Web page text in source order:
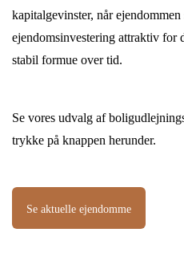
kapitalgevinster, når
ejendomsinvestering attraktiv for
stabil formue over tid.
Se vores udvalg af
trykke på knappen herunder.
Se aktuelle ejendomme